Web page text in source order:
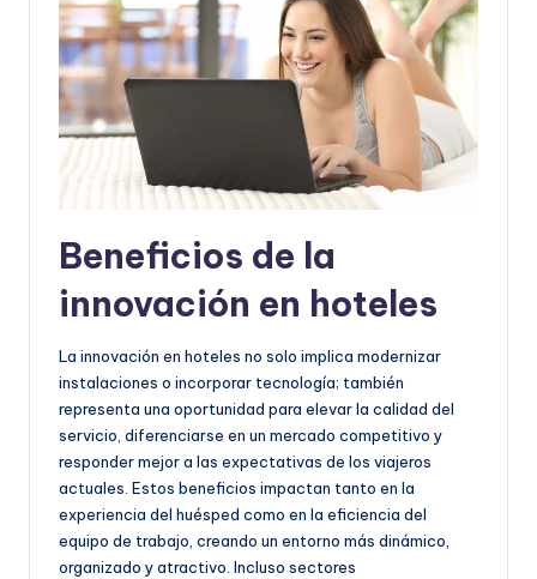
Beneficios de la
innovación en hoteles
La innovación en hoteles no solo implica modernizar
instalaciones o incorporar tecnología; también
representa una oportunidad para elevar la calidad del
servicio, diferenciarse en un mercado competitivo y
responder mejor a las expectativas de los viajeros
actuales. Estos beneficios impactan tanto en la
experiencia del huésped como en la eficiencia del
equipo de trabajo, creando un entorno más dinámico,
organizado y atractivo. Incluso sectores